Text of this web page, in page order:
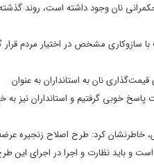
نان وجود داشته است، روند
سازوکاری مشخص در اختیار مردم قرار
نان به استانداران به عنوان
پاسخ خوبی گرفتیم و استانداران نیز به
خاطرنشان کرد: طرح اصلاح زنجیره
و باید نظارت و اجرا در اجرای این